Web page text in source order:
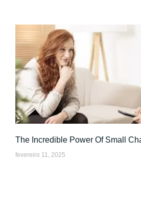
The Incredible Power Of Small
fevereiro 11, 2025